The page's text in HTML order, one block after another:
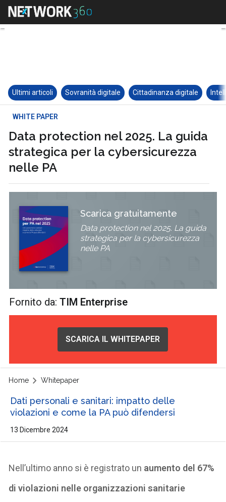
Ultimi articoli Sovranità digitale Cittadinanza digitale
WHITE PAPER
Data protection nel 2025. La guida
strategica per la cybersicurezza
nelle PA
Scarica gratuitamente
Data protection nel 2025. La guida
strategica per la cybersicurezza
nelle PA
Fornito da:TIM Enterprise
SCARICA IL WHITEPAPER
Home Whitepaper
Dati personali e sanitari: impatto delle
violazioni e come la PA può difendersi
13 Dicembre 2024
Nell’ultimo anno si è registrato un aumento del 67%
di violazioni nelle organizzazioni sanitarie